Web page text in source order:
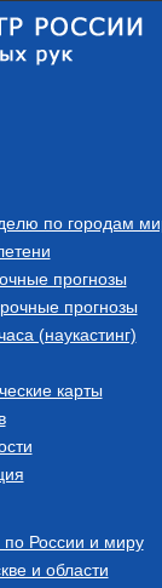
по городам
прогнозы
прогнозы
(наукастинг)
карты
России и миру
и области